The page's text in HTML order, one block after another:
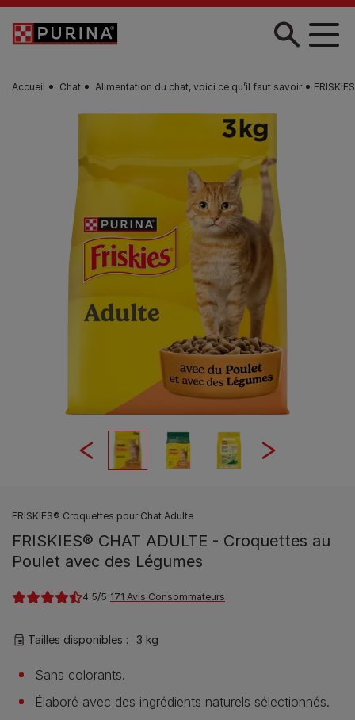
Skip to main content
Accueil Chat Alimentation du chat, voici ce qu’il faut savoir
FRISKIES® Croquettes pour Chat Adulte
FRISKIES® CHAT ADULTE - Croquettes au
Poulet avec des Légumes
4.5 171 Avis Consommateurs
Tailles disponibles​ : 3 kg
Sans colorants.
Élaboré avec des ingrédients naturels sélectionnés.